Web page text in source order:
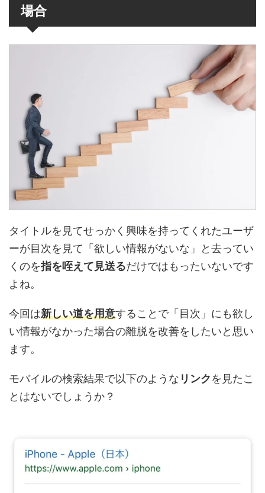
場合
タイトルを見てせっかく興味を持ってくれたユーザ
ーが目次を見て「欲しい情報がないな」と去ってい
くのを指を咥えて見送るだけではもったいないです
よね。
今回は新しい道を用意することで「目次」にも欲し
い情報がなかった場合の離脱を改善をしたいと思い
ます。
モバイルの検索結果で以下のような リンクを見たこ
とはないでしょうか？